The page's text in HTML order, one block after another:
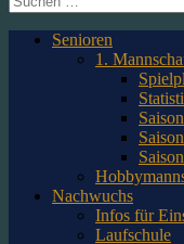
nach:
Senioren
1.
Nachwuchs
Infos für
Laufschule